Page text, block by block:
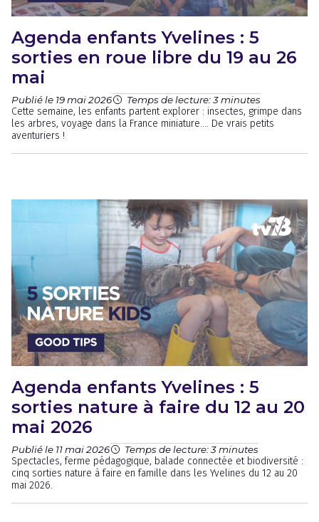
Agenda enfants Yvelines : 5
sorties en roue libre du 19 au 26
mai
Publié le 19 mai 2026 Temps de lecture: 3 minutes
Cette semaine, les enfants partent explorer : insectes, grimpe dans
les arbres, voyage dans la France miniature.... De vrais petits
aventuriers !
Agenda enfants Yvelines : 5
sorties nature à faire du 12 au 20
mai 2026
Publié le 11 mai 2026 Temps de lecture: 3 minutes
Spectacles, ferme pédagogique, balade connectée et biodiversité :
cinq sorties nature à faire en famille dans les Yvelines du 12 au 20
mai 2026.